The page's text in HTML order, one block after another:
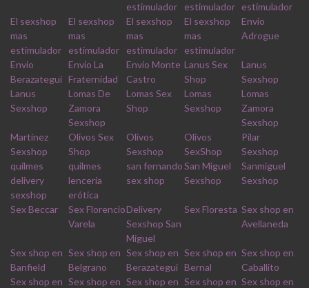
estimulador
estimulador estimulador
El sexshop
mas
estimulador
El sexshop
mas
estimulador
El sexshop
mas
estimulador
El sexshop
mas
estimulador
Envio
Adrogue
Envio
Berazategui
Envio La
Fraternidad
Envio Monte
Castro
Lanus Sex
Shop
Lanus
Sexshop
Lanus
Sexshop
Lomas De
Zamora
Sexshop
Lomas Sex
Shop
Lomas
Sexshop
Lomas
Zamora
Sexshop
Martinez
Sexshop
Olivos Sex
Shop
Olivos
Sexshop
Olivos
SexShop
Pilar
Sexshop
quilmes
delivery
sexshop
quilmes
lencería
erótica
san fernando
sex shop
San Miguel
Sexshop
Sanmiguel
Sexshop
Sex Beccar
Sex Florencio
Varela
Delivery
Sexshop San
Miguel
Sex Floresta Sex shop en
Avellaneda
Sex shop en
Banfield
Sex shop en
Belgrano
Sex shop en
Berazategui
Sex shop en
Bernal
Sex shop en
Caballito
Sex shop en Sex shop en Sex shop en Sex shop en Sex shop en